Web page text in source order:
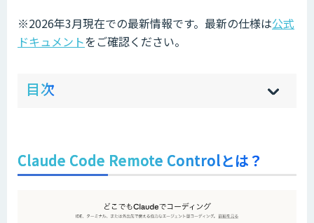
※2026年3月現在での最新情報です。最新の仕様は公式
ドキュメントをご確認ください。
目次 hi
]
sh
]
Claude Code Remote Controlとは？